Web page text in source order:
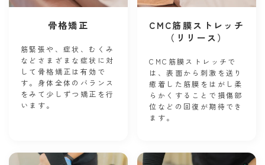
骨格矯正
筋緊張や、症状、むくみ
などさまざまな症状に対
して骨格矯正は有効で
す。身体全体のバランス
をみて少しずつ矯正を行
います。
CMC筋膜ストレッチ
（リリース）
CMC筋膜ストレッチで
は、表面から刺激を送り
癒着した筋膜をはがし柔
らかくすることで損傷部
位などの回復が期待でき
ます。